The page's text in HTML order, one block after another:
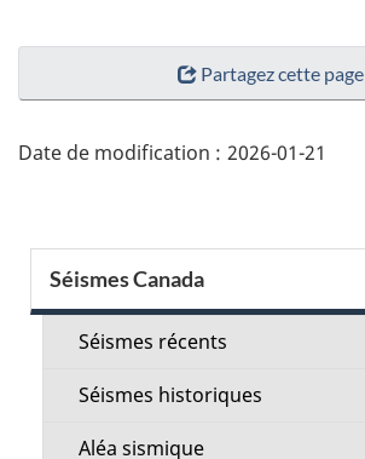
"Détails
page"
Partagez cette page
Date de modification : 2026-01-21
Menu
de
Séismes Canada
Séismes récents
Séismes historiques
Aléa sismique